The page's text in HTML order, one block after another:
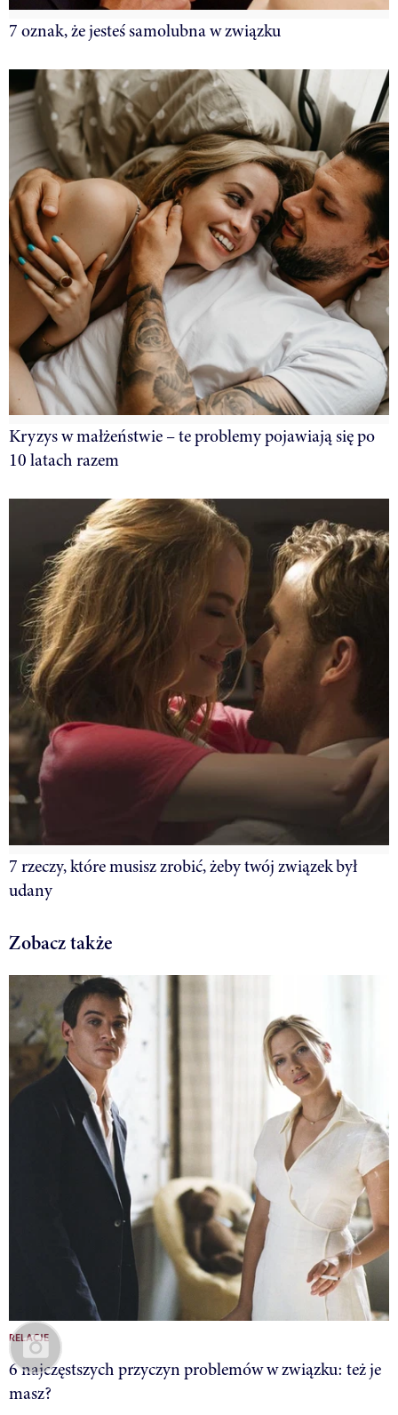
7 oznak, że jesteś samolubna w związku
Kryzys w małżeństwie – te problemy pojawiają się po
10 latach razem
7 rzeczy, które musisz zrobić, żeby twój związek był
udany
Zobacz także
RELACJE
6 najczęstszych przyczyn problemów w związku: też je
masz?